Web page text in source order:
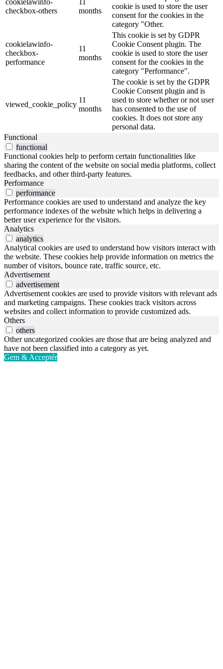
checkbox-others
months
cookie is used to store the user
consent for the cookies in the
category "Other.
cookielawinfo-
checkbox-
performance
11
months
This cookie is set by GDPR
Cookie Consent plugin. The
cookie is used to store the user
consent for the cookies in the
category "Performance".
viewed_cookie_policy
11
months
The cookie is set by the GDPR
Cookie Consent plugin and is
used to store whether or not user
has consented to the use of
cookies. It does not store any
personal data.
Functional
functional
Functional cookies help to perform certain functionalities like
sharing the content of the website on social media platforms, collect
feedbacks, and other third-party features.
Performance
performance
Performance cookies are used to understand and analyze the key
performance indexes of the website which helps in delivering a
better user experience for the visitors.
Analytics
analytics
Analytical cookies are used to understand how visitors interact with
the website. These cookies help provide information on metrics the
number of visitors, bounce rate, traffic source, etc.
Advertisement
advertisement
Advertisement cookies are used to provide visitors with relevant ads
and marketing campaigns. These cookies track visitors across
websites and collect information to provide customized ads.
Others
others
Other uncategorized cookies are those that are being analyzed and
have not been classified into a category as yet.
Gem & Acceptér